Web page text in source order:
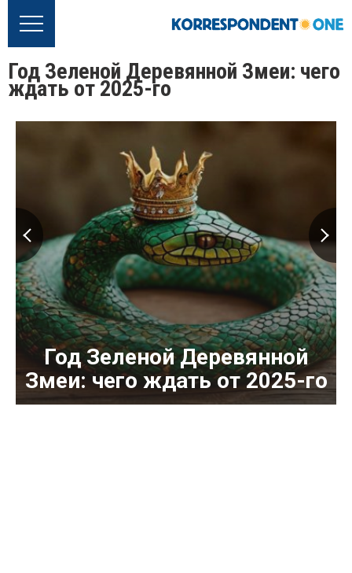
Год Зеленой Деревянной Змеи: чего
ждать от 2025-го
Год Зеленой Деревянной
Змеи: чего ждать от 2025-го